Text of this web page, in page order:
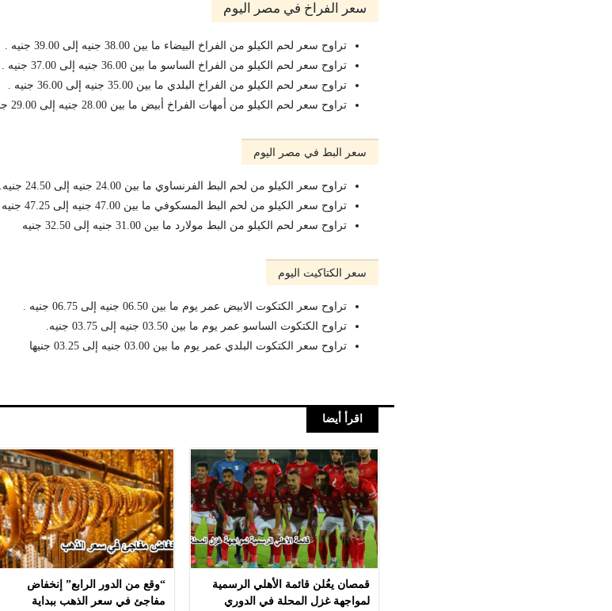
سعر الفراخ في مصر اليوم
تراوح سعر لحم الكيلو من الفراخ البيضاء ما بين 38.00 جنيه إلى 39.00 جنيه .
تراوح سعر لحم الكيلو من الفراخ الساسو ما بين 36.00 جنيه إلى 37.00 جنيه .
تراوح سعر لحم الكيلو من الفراخ البلدي ما بين 35.00 جنيه إلى 36.00 جنيه .
تراوح سعر لحم الكيلو من أمهات الفراخ أبيض ما بين 28.00 جنيه إلى 29.00 جنيه.
سعر البط في مصر اليوم
تراوح سعر الكيلو من لحم البط الفرنساوي ما بين 24.00 جنيه إلى 24.50 جنيه.
تراوح سعر الكيلو من لحم البط المسكوفي ما بين 47.00 جنيه إلى 47.25 جنيه .
تراوح سعر لحم الكيلو من البط مولارد ما بين 31.00 جنيه إلى 32.50 جنيه
سعر الكتاكيت اليوم
تراوح سعر الكتكوت الابيض عمر يوم ما بين 06.50 جنيه إلى 06.75 جنيه .
تراوح الكتكوت الساسو عمر يوم ما بين 03.50 جنيه إلى 03.75 جنيه.
تراوح سعر الكتكوت البلدي عمر يوم ما بين 03.00 جنيه إلى 03.25 جنيها
اقرأ أيضا
قمصان يعُلن قائمة الأهلي الرسمية
لمواجهة غزل المحلة في الدوري
“وقع من الدور الرابع” إنخفاض
مفاجئ في سعر الذهب ببداية